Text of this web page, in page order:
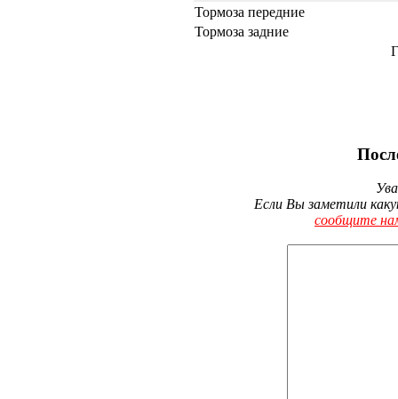
Тормоза передние
Тормоза задние
Если Вы заметили
сообщите